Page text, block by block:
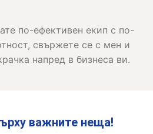
по-ефективен екип с по-
свържете се с мен и
напред в бизнеса ви.
важните неща!